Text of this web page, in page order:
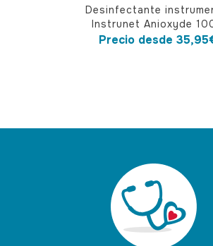
producto
se
Desinfectante
Instrunet Anioxyde
Precio desde 35,95